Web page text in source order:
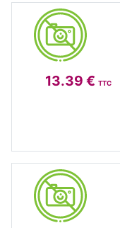
13.39 € TTC